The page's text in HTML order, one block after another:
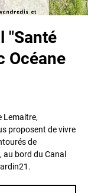
"Santé
Océane
Lemaitre,
proposent de vivre
de
bord du Canal